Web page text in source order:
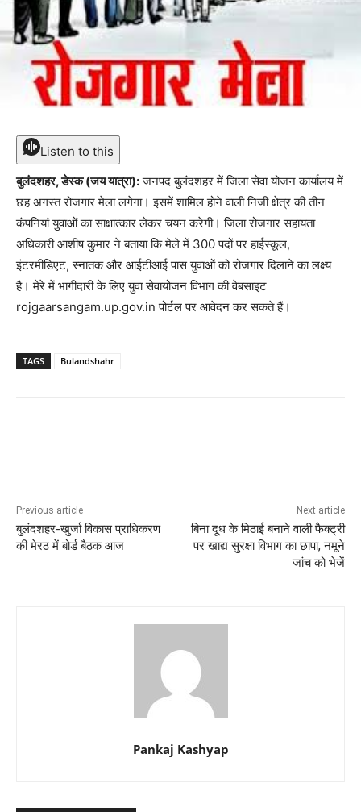
Listen to this
बुलंदशहर, डेस्क (जय यात्रा):जनपद बुलंदशहर में जिला सेवा योजन कार्यालय में
छह अगस्त रोजगार मेला लगेगा। इसमें शामिल होने वाली निजी क्षेत्र की तीन
कंपनियां युवाओं का साक्षात्कार लेकर चयन करेगी। जिला रोजगार सहायता
अधिकारी आशीष कुमार ने बताया कि मेले में 300 पदों पर हाईस्कूल,
इंटरमीडिएट, स्नातक और आईटीआई पास युवाओं को रोजगार दिलाने का लक्ष्य
है। मेरे में भागीदारी के लिए युवा सेवायोजन विभाग की वेबसाइट
rojgaarsangam.up.gov.in पोर्टल पर आवेदन कर सकते हैं।
TAGS Bulandshahr
Previous article
बुलंदशहर-खुर्जा विकास प्राधिकरण
की मेरठ में बोर्ड बैठक आज
Next article
बिना दूध के मिठाई बनाने वाली फैक्ट्री
पर खाद्य सुरक्षा विभाग का छापा, नमूने
जांच को भेजें
Pankaj Kashyap